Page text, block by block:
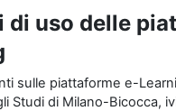
di uso delle
sulle piattaforme e-
Studi di Milano-Bicocca,